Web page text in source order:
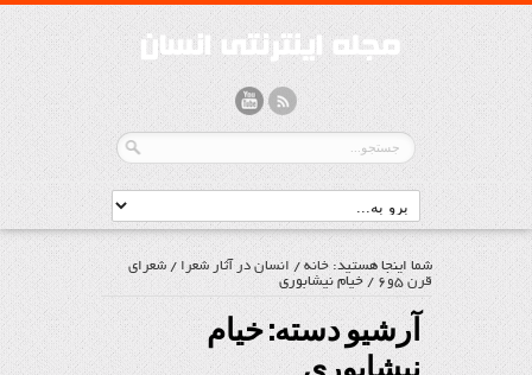
شما اینجا هستید:خانه/ انسان در آثار شعرا /شعرای
قرن 5و6
/خیام نیشابوری
آرشیو دسته:خیام